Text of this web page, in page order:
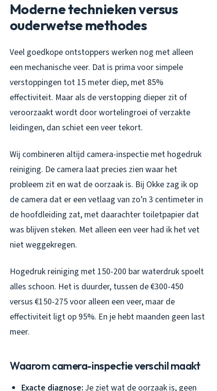
Moderne technieken versus
ouderwetse methodes
Veel goedkope ontstoppers werken nog met alleen
een mechanische veer. Dat is prima voor simpele
verstoppingen tot 15 meter diep, met 85%
effectiviteit. Maar als de verstopping dieper zit of
veroorzaakt wordt door wortelingroei of verzakte
leidingen, dan schiet een veer tekort.
Wij combineren altijd camera-inspectie met hogedruk
reiniging. De camera laat precies zien waar het
probleem zit en wat de oorzaak is. Bij Okke zag ik op
de camera dat er een vetlaag van zo’n 3 centimeter in
de hoofdleiding zat, met daarachter toiletpapier dat
was blijven steken. Met alleen een veer had ik het vet
niet weggekregen.
Hogedruk reiniging met 150-200 bar waterdruk spoelt
alles schoon. Het is duurder, tussen de €300-450
versus €150-275 voor alleen een veer, maar de
effectiviteit ligt op 95%. En je hebt maanden geen last
meer.
Waarom camera-inspectie verschil maakt
Exacte diagnose: Je ziet wat de oorzaak is, geen